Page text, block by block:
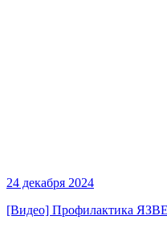
24 декабря 2024
[Видео] Профилактика